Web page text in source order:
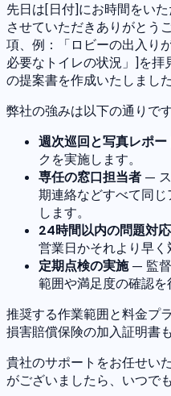
先日は[日付]にお時間をい
させていただきありがとう
項、例：「ロビーの出入り
必要なトイレの状況」]を拝
の提案書を作成いたしました
弊社の強みは以下の通りで
週次巡回と写真レポー
クを実施します。
専任の窓口担当者 —
期連絡などすべて同
します。
24時間以内の問題対応
営業日かそれより早く
定期点検の実施— 監督
範囲や満足度の確認を
推奨する作業範囲と料金プ
損害賠償保険の加入証明書
貴社のサポートをお任せい
がございましたら、いつで